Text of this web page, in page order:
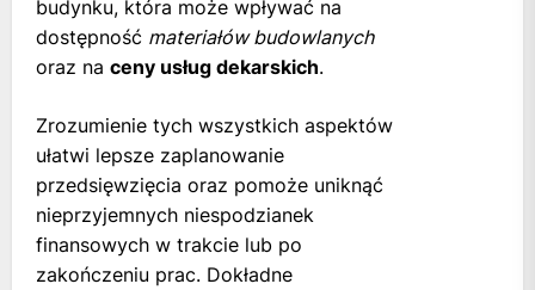
budynku, która może wpływać na
dostępność materiałów budowlanych
oraz na ceny usług dekarskich.
Zrozumienie tych wszystkich aspektów
ułatwi lepsze zaplanowanie
przedsięwzięcia oraz pomoże uniknąć
nieprzyjemnych niespodzianek
finansowych w trakcie lub po
zakończeniu prac. Dokładne